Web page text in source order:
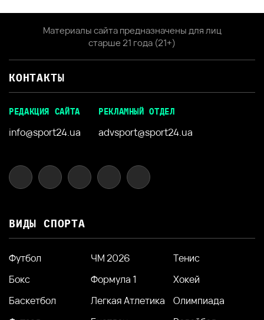
Материалы сайта предназначены для лиц
старше 21 года (21+)
КОНТАКТЫ
РЕДАКЦИЯ САЙТА
info@sport24.ua
РЕКЛАМНЫЙ ОТДЕЛ
advsport@sport24.ua
ВИДЫ СПОРТА
Футбол ЧМ 2026
Тенис
Бокс
Формула 1
Хокей
Баскетбол
Легкая Атлетика
Олимпиада